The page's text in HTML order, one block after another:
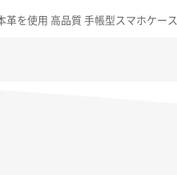
革を使用 高品質 手帳型スマホケース